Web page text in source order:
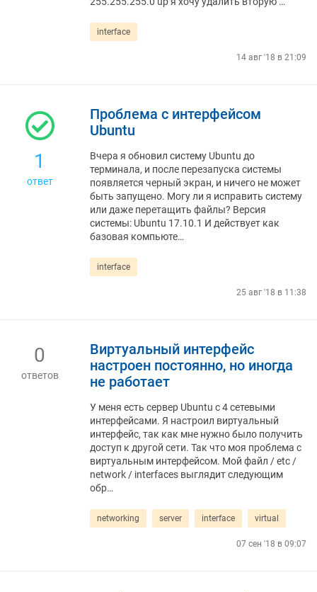
interface
14 авг '18 в 21:09
1
ответ
Проблема с интерфейсом
Ubuntu
Вчера я обновил систему Ubuntu до
терминала, и после перезапуска системы
появляется черный экран, и ничего не может
быть запущено. Могу ли я исправить систему
или даже перетащить файлы? Версия
системы: Ubuntu 17.10.1 И действует как
базовая компьюте…
interface
25 авг '18 в 11:38
0
ответов
Виртуальный интерфейс
настроен постоянно, но иногда
не работает
У меня есть сервер Ubuntu с 4 сетевыми
интерфейсами. Я настроил виртуальный
интерфейс, так как мне нужно было получить
доступ к другой сети. Так что моя проблема с
виртуальным интерфейсом. Мой файл / etc /
network / interfaces выглядит следующим
обр…
networking server interface virtual
07 сен '18 в 09:07